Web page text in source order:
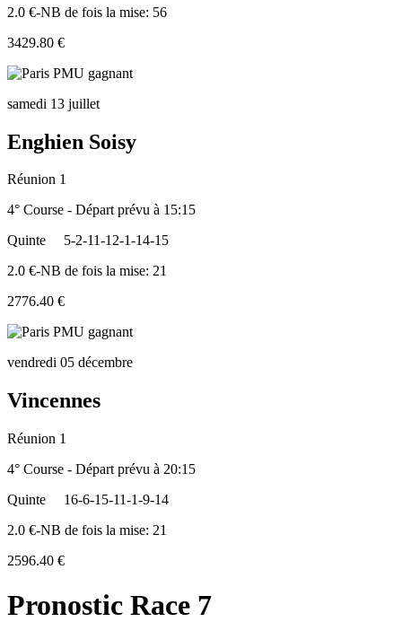
2.0 €-NB de fois la mise: 56
3429.80 €
samedi 13 juillet
Enghien Soisy
Réunion 1
4° Course - Départ prévu à 15:15
Quinte
5-2-11-12-1-14-15
2.0 €-NB de fois la mise: 21
2776.40 €
vendredi 05 décembre
Vincennes
Réunion 1
4° Course - Départ prévu à 20:15
Quinte
16-6-15-11-1-9-14
2.0 €-NB de fois la mise: 21
2596.40 €
Pronostic Race 7